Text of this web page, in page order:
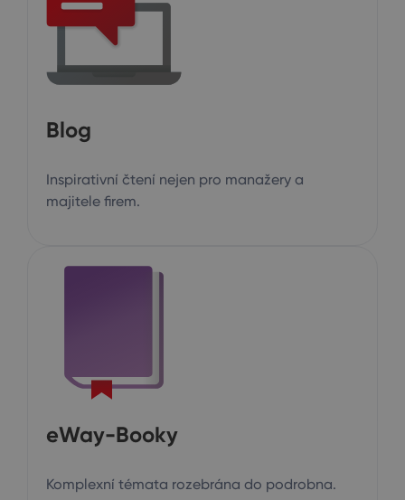
Blog
Inspirativní čtení nejen pro manažery a
majitele firem.
eWay-Booky
Komplexní témata rozebrána do podrobna.